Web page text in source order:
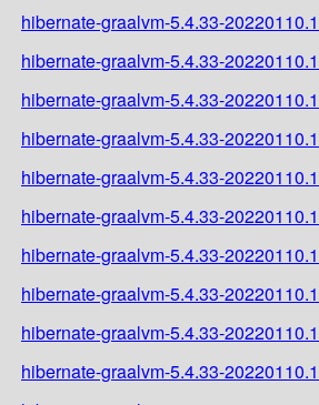
hibernate-graalvm-5.4.33-
hibernate-graalvm-5.4.33-
hibernate-graalvm-5.4.33-
hibernate-graalvm-5.4.33-
hibernate-graalvm-5.4.33-
hibernate-graalvm-5.4.33-
hibernate-graalvm-5.4.33-
hibernate-graalvm-5.4.33-
hibernate-graalvm-5.4.33-
hibernate-graalvm-5.4.33-